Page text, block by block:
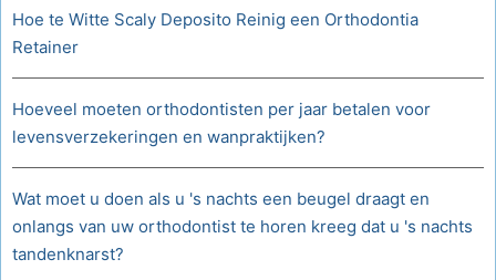
Hoe te Witte Scaly Deposito Reinig een Orthodontia
Retainer
Hoeveel moeten orthodontisten per jaar betalen voor
levensverzekeringen en wanpraktijken?
Wat moet u doen als u 's nachts een beugel draagt ​​en
onlangs van uw orthodontist te horen kreeg dat u 's nachts
tandenknarst?